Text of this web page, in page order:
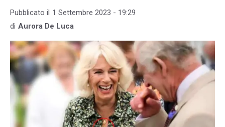
Pubblicato il 1 Settembre 2023 - 19:29
di Aurora De Luca